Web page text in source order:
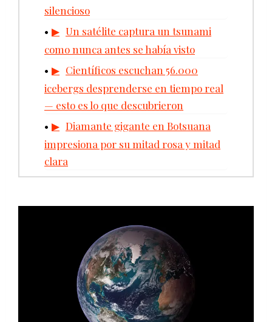
silencioso
Un satélite captura un tsunami
como nunca antes se había visto
Científicos escuchan 56.000
icebergs desprenderse en tiempo real
— esto es lo que descubrieron
Diamante gigante en Botsuana
impresiona por su mitad rosa y mitad
clara